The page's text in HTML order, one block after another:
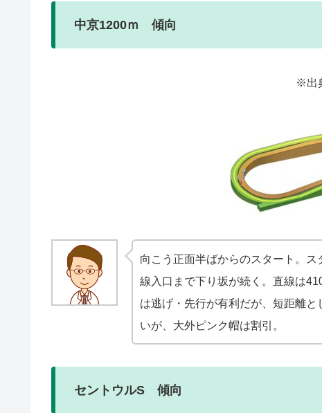
中京1200ｍ 傾向
※出
向こう正面半ばからのスタート。
線入口まで下り坂が続く。直線は
は逃げ・先行が有利だが、短距離
いが、大外ピンク帽は割引。
セントウルS 傾向